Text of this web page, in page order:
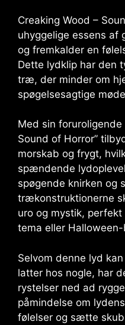
Creaking Wood –
uhyggelige essens af
og fremkalder en
Dette lydklip har den
træ, der minder om
spøgelsesagtige
Med sin foruroligende
Sound of Horror”
morskab og frygt,
spændende
spøgende knirken og
trækonstruktionerne
uro og mystik,
tema eller
Selvom denne lyd
latter hos nogle, har
rystelser ned ad
påmindelse om
følelser og sætte